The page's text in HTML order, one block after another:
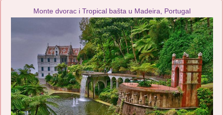
Monte dvorac i Tropical bašta u Madeira, Portugal